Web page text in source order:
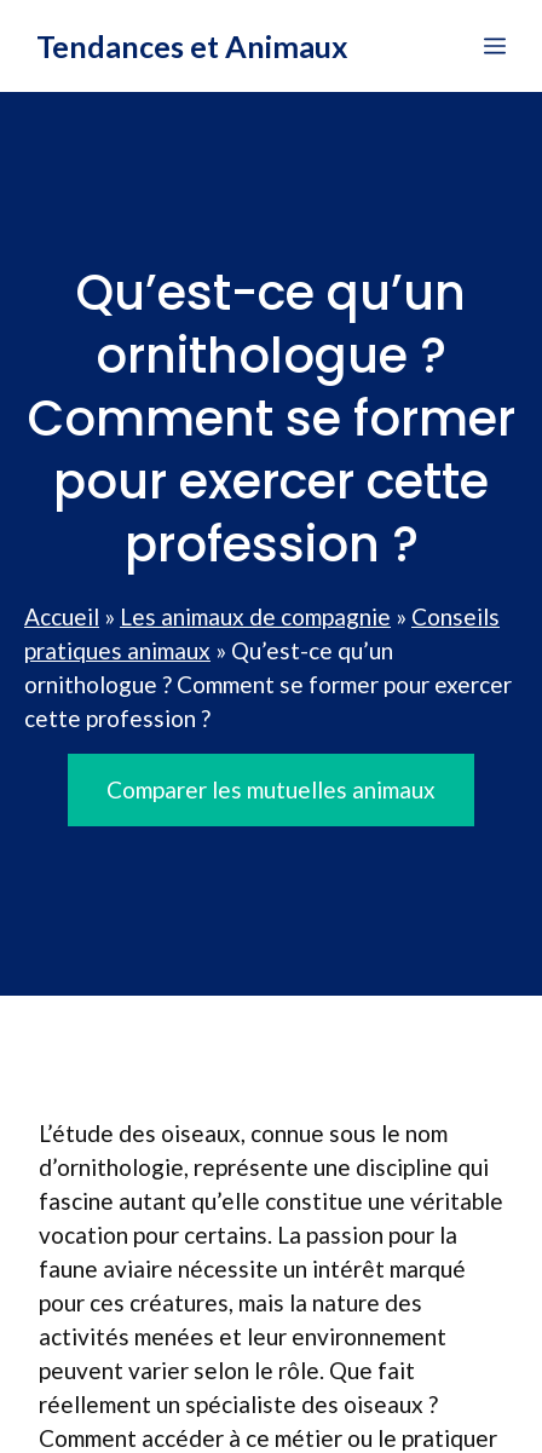
Tendances et Animaux
Qu’est-ce qu’un
ornithologue ?
Comment se former
pour exercer cette
profession ?
Accueil » Les animaux de compagnie » Conseils
pratiques animaux » Qu’est-ce qu’un
ornithologue ? Comment se former pour exercer
cette profession ?
Comparer les mutuelles animaux
L’étude des oiseaux, connue sous le nom
d’ornithologie, représente une discipline qui
fascine autant qu’elle constitue une véritable
vocation pour certains. La passion pour la
faune aviaire nécessite un intérêt marqué
pour ces créatures, mais la nature des
activités menées et leur environnement
peuvent varier selon le rôle. Que fait
réellement un spécialiste des oiseaux ?
Comment accéder à ce métier ou le pratiquer